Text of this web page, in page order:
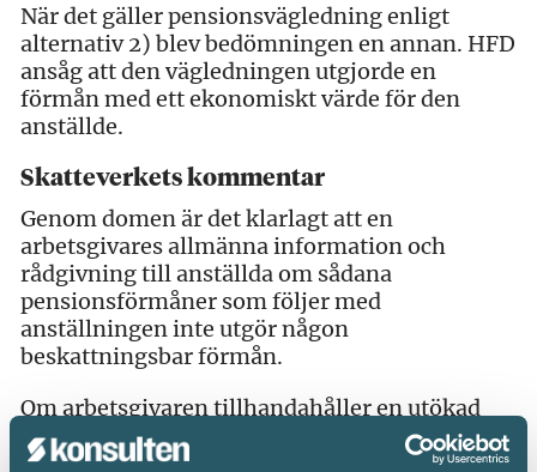
När det gäller pensionsvägledning enligt
alternativ 2) blev bedömningen en annan. HFD
ansåg att den vägledningen utgjorde en
förmån med ett ekonomiskt värde för den
anställde.
Skatteverkets kommentar
Genom domen är det klarlagt att en
arbetsgivares allmänna information och
rådgivning till anställda om sådana
pensionsförmåner som följer med
anställningen inte utgör någon
beskattningsbar förmån.
Om arbetsgivaren tillhandahåller en utökad
information och rådgivning som även rör den
anställdes allmänna pension, övriga